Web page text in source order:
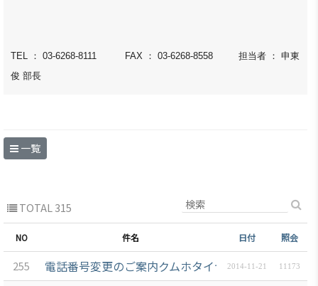
TEL ： 03-6268-8111 FAX ： 03-6268-8558 担当者 ： 申東
俊 部長
一覧
TOTAL 315
NO 件名 日付 照会
255 電話番号変更のご案内クムホタイヤジャパン(株)
2014-11-21 11173